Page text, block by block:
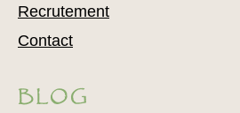
Recrutement
Contact
BLOG